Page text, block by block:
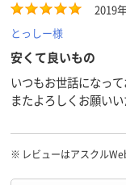
2019
とっしー様
安くて良いもの
いつもお世話になっ
またよろしくお願いい
※ レビューはアスクル